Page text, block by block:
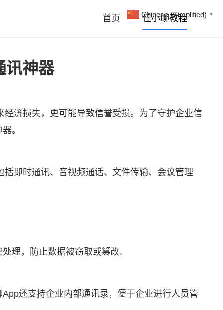
首页 任小聊教程
讯神器
济损失，更可能导致信誉受损。为了守护企业信
。
即时通讯、音视频通话、文件传输、会议管理
理，防止数据被窃取或篡改。
还支持企业内部通讯录，便于企业进行人员管
Chinese (Simplified) ▼